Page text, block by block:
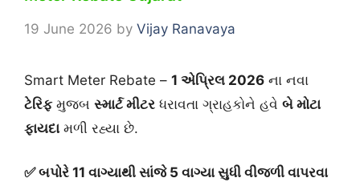
19 June 2026 by Vijay Ranavaya
Smart Meter Rebate – 1 એપ્રિલ 2026 ના નવા
ટેરિફમુજબ સ્માર્ટ મીટર ધરાવતા ગ્રાહકોને હવે બે મોટા
ફાયદામળી રહ્યા છે.
✅ બપોરે 11 વાગ્યાથી સાંજે 5 વાગ્યા સુધી વીજળી વાપરવા